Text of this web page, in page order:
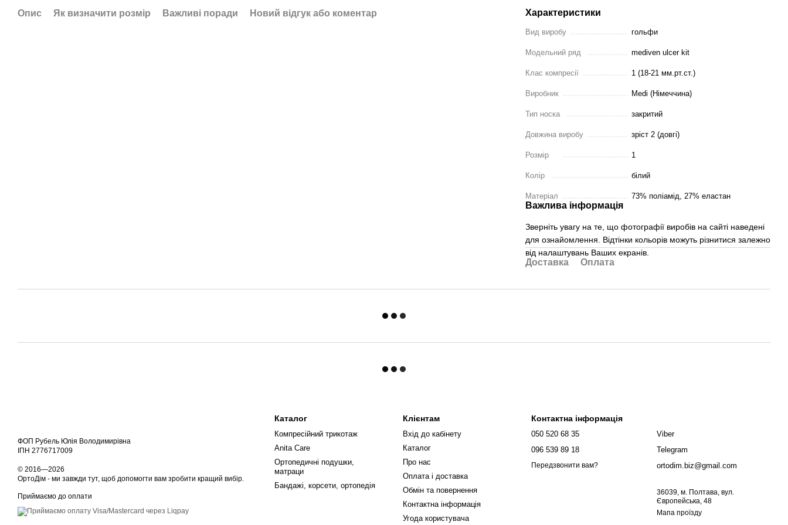
Опис Як визначити розмір Важливі поради Новий відгук або коментар Характеристики
Вид виробу гольфи
Модельний ряд mediven ulcer kit
Клас компресії 1 (18-21 мм.рт.ст.)
Виробник Medi (Німеччина)
Тип носка закритий
Довжина виробу зріст 2 (довгі)
Розмір 1
Колір білий
Матеріал 73% поліамід, 27% еластан
Важлива інформація
Зверніть увагу на те, що фотографії виробів на сайті наведені
для ознайомлення. Відтінки кольорів можуть різнитися залежно
від налаштувань Ваших екранів.
Доставка Оплата
ФОП Рубель Юлія Володимирівна
ІПН 2776717009
© 2016—2026
ОртоДім - ми завжди тут, щоб допомогти вам зробити кращий вибір.
Приймаємо до оплати
Каталог
Компресійний трикотаж
Anita Care
Ортопедичні подушки,
матраци
Бандажі, корсети, ортопедія
Клієнтам
Вхід до кабінету
Каталог
Про нас
Оплата і доставка
Обмін та повернення
Контактна інформація
Угода користувача
Контактна інформація
050 520 68 35
096 539 89 18
Передзвонити вам?
Viber
Telegram
ortodim.biz@gmail.com
36039, м. Полтава, вул.
Європейська, 48
Мапа проїзду